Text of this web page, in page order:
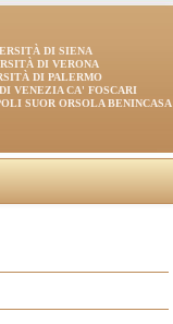
DI SIENA
DI VERONA
DI PALERMO
VENEZIA CA' FOSCARI
SUOR ORSOLA BENINCASA